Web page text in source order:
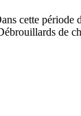
cette
de